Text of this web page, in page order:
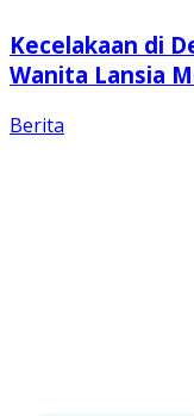
Kecelakaan di
Wanita Lansia
Berita